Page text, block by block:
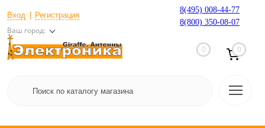
Вход Регистрация
Ваш город:
8(495) 008-44-77
8(800) 350-08-07
0 0